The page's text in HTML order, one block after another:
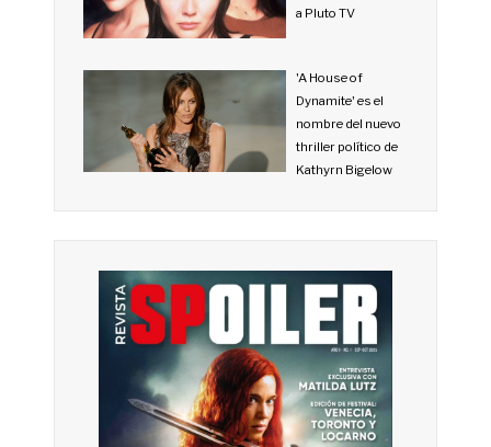
a Pluto TV
'A House of
Dynamite' es el
nombre del nuevo
thriller político de
Kathyrn Bigelow